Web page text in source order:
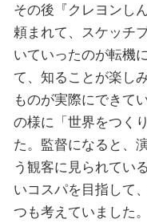
その後『クレヨンし
頼まれて、スケッチ
いていったのが転機
て、知ることが楽し
ものが実際にできて
の様に「世界をつく
た。監督になると、
う観客に見られてい
いコスパを目指して
つも考えていました